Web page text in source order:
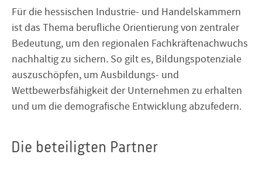
Für die hessischen Industrie- und Handelskammern
ist das Thema berufliche Orientierung von zentraler
Bedeutung, um den regionalen Fachkräftenachwuchs
nachhaltig zu sichern. So gilt es, Bildungspotenziale
auszuschöpfen, um Ausbildungs- und
Wettbewerbsfähigkeit der Unternehmen zu erhalten
und um die demografische Entwicklung abzufedern.
Die beteiligten Partner